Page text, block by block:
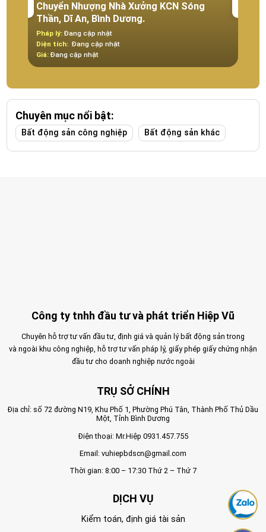
Chuyển Nhượng Nhà Xưởng KCN Sóng
Thần, Dĩ An, Bình Dương.
Pháp lý: Đang cập nhật
Diện tích: Đang cập nhật
Giá: Đang cập nhật
Chuyên mục nổi bật:
Bất động sản công nghiệp Bất động sản khác
Công ty tnhh đầu tư và phát triển Hiệp Vũ
Chuyên hỗ trợ tư vấn đầu tư, định giá và quản lý bất động sản trong
và ngoài khu công nghiệp, hỗ trợ tư vấn pháp lý, giấy phép giấy chứng nhận
đầu tư cho doanh nghiệp nước ngoài
TRỤ SỞ CHÍNH
Địa chỉ: số 72 đường N19, Khu Phố 1, Phường Phú Tân, Thành Phố Thủ Dầu
Một, Tỉnh Bình Dương
Điện thoại: Mr.Hiệp 0931.457.755
Email: vuhiepbdscn@gmail.com
Thời gian: 8:00 – 17:30 Thứ 2 – Thứ 7
DỊCH VỤ
Kiểm toán, định giá tài sản